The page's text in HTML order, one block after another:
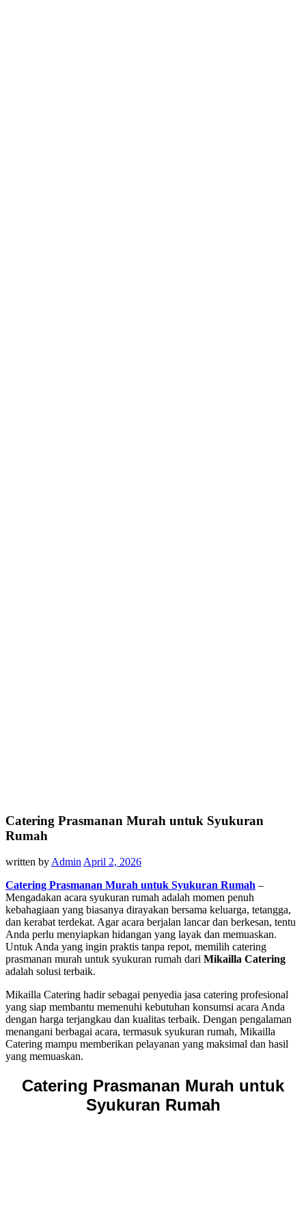
Catering Prasmanan Murah untuk Syukuran
Rumah
written byAdminApril 2, 2026
Catering Prasmanan Murah untuk Syukuran Rumah –
Mengadakan acara syukuran rumah adalah momen penuh
kebahagiaan yang biasanya dirayakan bersama keluarga, tetangga,
dan kerabat terdekat. Agar acara berjalan lancar dan berkesan, tentu
Anda perlu menyiapkan hidangan yang layak dan memuaskan.
Untuk Anda yang ingin praktis tanpa repot, memilih catering
prasmanan murah untuk syukuran rumah dari Mikailla Catering
adalah solusi terbaik.
Mikailla Catering hadir sebagai penyedia jasa catering profesional
yang siap membantu memenuhi kebutuhan konsumsi acara Anda
dengan harga terjangkau dan kualitas terbaik. Dengan pengalaman
menangani berbagai acara, termasuk syukuran rumah, Mikailla
Catering mampu memberikan pelayanan yang maksimal dan hasil
yang memuaskan.
Catering Prasmanan Murah untuk
Syukuran Rumah